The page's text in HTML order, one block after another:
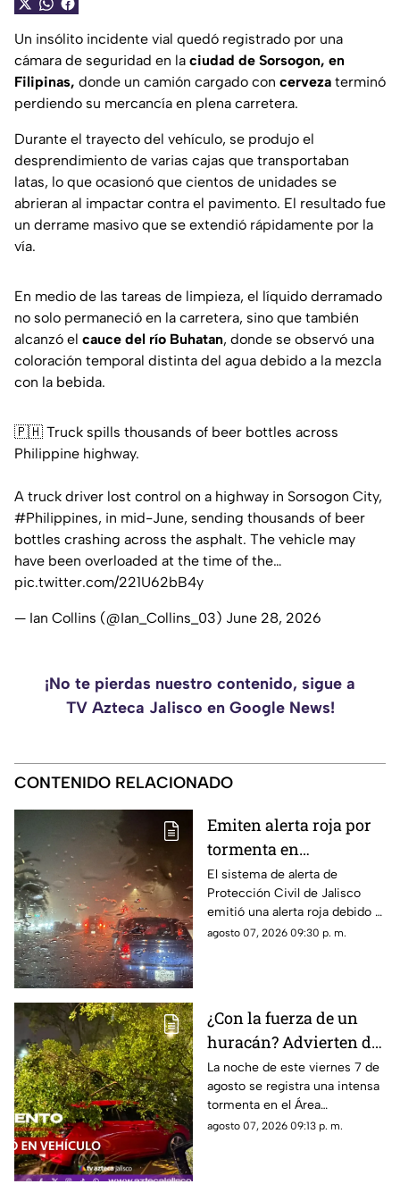
Un insólito incidente vial quedó registrado por una
cámara de seguridad en la ciudad de Sorsogon, en
Filipinas, donde un camión cargado con cerveza terminó
perdiendo su mercancía en plena carretera.
Durante el trayecto del vehículo, se produjo el
desprendimiento de varias cajas que transportaban
latas, lo que ocasionó que cientos de unidades se
abrieran al impactar contra el pavimento. El resultado fue
un derrame masivo que se extendió rápidamente por la
vía.
En medio de las tareas de limpieza, el líquido derramado
no solo permaneció en la carretera, sino que también
alcanzó el cauce del río Buhatan, donde se observó una
coloración temporal distinta del agua debido a la mezcla
con la bebida.
🇵🇭 Truck spills thousands of beer bottles across
Philippine highway.
A truck driver lost control on a highway in Sorsogon City,
#Philippines, in mid-June, sending thousands of beer
bottles crashing across the asphalt. The vehicle may
have been overloaded at the time of the…
pic.twitter.com/221U62bB4y
— Ian Collins (@Ian_Collins_03) June 28, 2026
¡No te pierdas nuestro contenido, sigue a
TV Azteca Jalisco en Google News!
CONTENIDO RELACIONADO
Emiten alerta roja por
tormenta en
Guadalajara; advierten
de caída de árboles e
inundaciones
El sistema de alerta de
Protección Civil de Jalisco
emitió una alerta roja debido a
la fuerte tormenta que se
agosto 07, 2026 09:30 p. m.
¿Con la fuerza de un
huracán? Advierten de
FUERTES RACHAS DE
VIENTO superiores a
los 60 km/h durante
lluvia en Guadalajara
La noche de este viernes 7 de
agosto se registra una intensa
tormenta en el Área
Metropolitana de Guadalajara,
agosto 07, 2026 09:13 p. m.